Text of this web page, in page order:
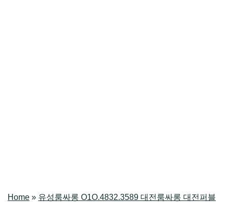
Home » 유성룸싸롱 O1O.4832.3589 대전룸싸롱 대전퍼블